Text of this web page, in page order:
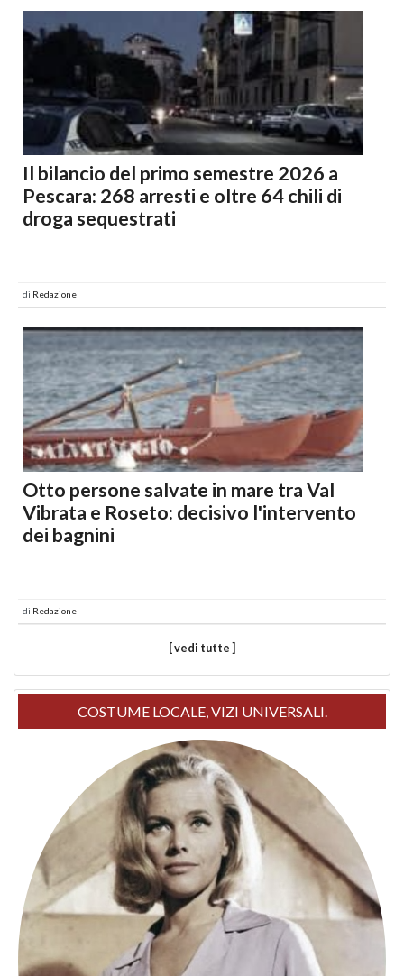
Il bilancio del primo semestre 2026 a
Pescara: 268 arresti e oltre 64 chili di
droga sequestrati
di Redazione
Otto persone salvate in mare tra Val
Vibrata e Roseto: decisivo l'intervento
dei bagnini
di Redazione
[ vedi tutte ]
COSTUME LOCALE, VIZI UNIVERSALI.